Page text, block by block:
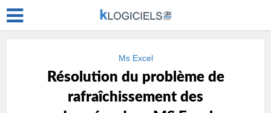
Ms Excel
Résolution du problème de
rafraîchissement des